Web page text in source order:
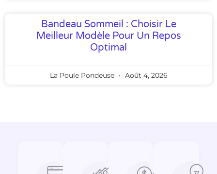
Bandeau Sommeil : Choisir Le
Meilleur Modèle Pour Un Repos
Optimal
La Poule Pondeuse Août 4, 2026